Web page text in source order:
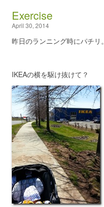
Exercise
April 30, 2014
昨日のランニング時にパチリ。
IKEAの横を駆け抜けて？